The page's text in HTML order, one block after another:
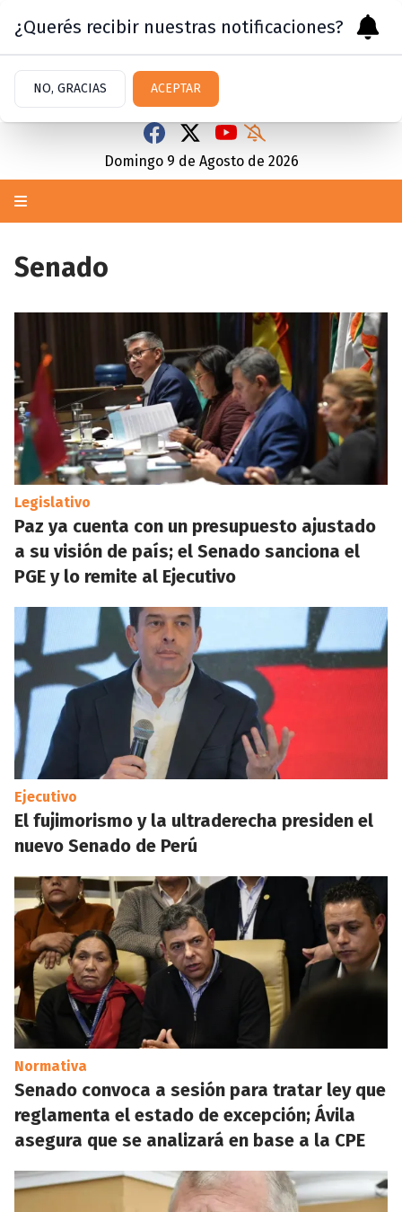
Domingo 9 de Agosto de 2026
Senado
Legislativo
Paz ya cuenta con un presupuesto ajustado
a su visión de país; el Senado sanciona el
PGE y lo remite al Ejecutivo
Ejecutivo
El fujimorismo y la ultraderecha presiden el
nuevo Senado de Perú
Normativa
Senado convoca a sesión para tratar ley que
reglamenta el estado de excepción; Ávila
asegura que se analizará en base a la CPE
¿Querés recibir nuestras notificaciones?
NO, GRACIAS ACEPTAR